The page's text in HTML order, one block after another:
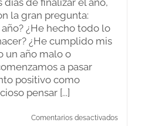
días de finalizar el año,
la gran pregunta:
¿He hecho todo lo
¿He cumplido mis
un año malo o
a pasar
positivo como
pensar [...]
Comentarios desactivadosen